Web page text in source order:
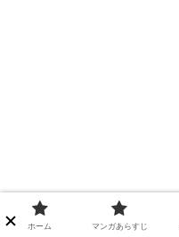
ホーム マンガあらすじ